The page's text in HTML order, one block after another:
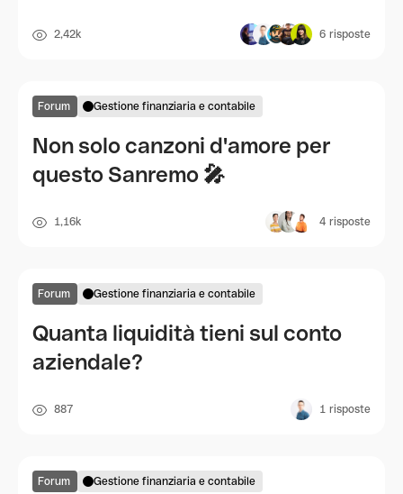
2,42k 6 risposte
Forum Gestione finanziaria e contabile
Non solo canzoni d'amore per
questo Sanremo 🎤
1,16k 4 risposte
Forum Gestione finanziaria e contabile
Quanta liquidità tieni sul conto
aziendale?
887 1 risposte
Forum Gestione finanziaria e contabile